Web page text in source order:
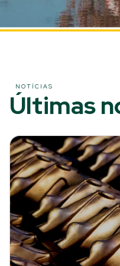
NOTÍCIAS
Últimas